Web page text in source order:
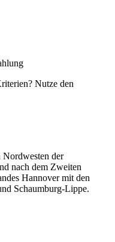
Nutze den
Nordwesten der
nach dem Zweiten
Hannover mit den
Schaumburg-Lippe.